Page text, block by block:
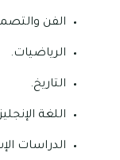
الفن
الرياضيات.
التاريخ.
اللغة
الدراسات